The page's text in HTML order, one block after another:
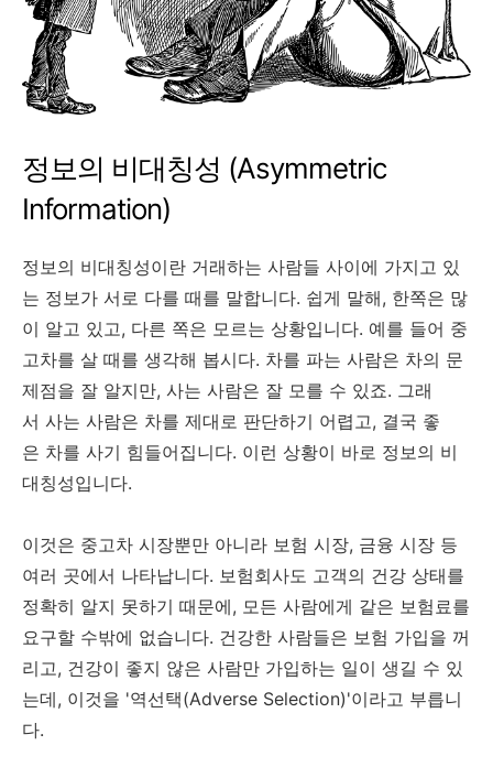
정보의 비대칭성 (Asymmetric
Information)
정보의 비대칭성이란 거래하는 사람들 사이에 가지고 있
는 정보가 서로 다를 때를 말합니다. 쉽게 말해, 한쪽은 많
이 알고 있고, 다른 쪽은 모르는 상황입니다. 예를 들어 중
고차를 살 때를 생각해 봅시다. 차를 파는 사람은 차의 문
제점을 잘 알지만, 사는 사람은 잘 모를 수 있죠. 그래
서 사는 사람은 차를 제대로 판단하기 어렵고, 결국 좋
은 차를 사기 힘들어집니다. 이런 상황이 바로 정보의 비
대칭성입니다.
이것은 중고차 시장뿐만 아니라 보험 시장, 금융 시장 등
여러 곳에서 나타납니다. 보험회사도 고객의 건강 상태를
정확히 알지 못하기 때문에, 모든 사람에게 같은 보험료를
요구할 수밖에 없습니다. 건강한 사람들은 보험 가입을 꺼
리고, 건강이 좋지 않은 사람만 가입하는 일이 생길 수 있
는데, 이것을 '역선택(Adverse Selection)'이라고 부릅니
다.